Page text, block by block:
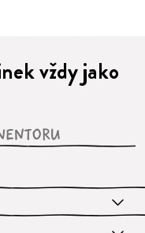
vždy jako